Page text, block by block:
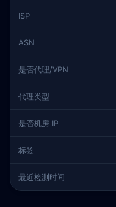
ISP
ASN
是否代理/VPN
代理类型
是否机房 IP
标签
最近检测时间